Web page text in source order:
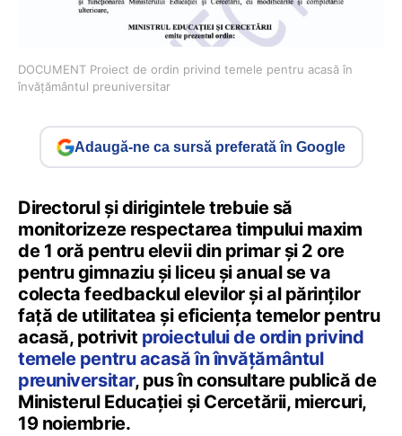
DOCUMENT Proiect de ordin privind temele pentru acasă în
învățământul preuniversitar
Adaugă-ne ca sursă preferată în Google
Directorul și dirigintele trebuie să
monitorizeze respectarea timpului maxim
de 1 oră pentru elevii din primar și 2 ore
pentru gimnaziu și liceu și anual se va
colecta feedbackul elevilor și al părinților
față de utilitatea și eficiența temelor pentru
acasă, potrivit proiectului de ordin privind
temele pentru acasă în învățământul
preuniversitar, pus în consultare publică de
Ministerul Educației și Cercetării, miercuri,
19 noiembrie.